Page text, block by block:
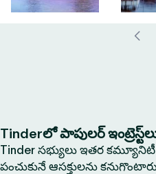
Tinderలో పాపులర్
Tinder సభ్యులు ఇతర
పంచుకునే ఆసక్తులను